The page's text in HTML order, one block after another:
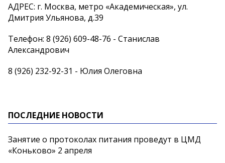
АДРЕС: г. Москва, метро «Академическая», ул.
Дмитрия Ульянова, д.39
Телефон: 8 (926) 609-48-76 - Станислав
Александрович
8 (926) 232-92-31 - Юлия Олеговна
ПОСЛЕДНИЕ НОВОСТИ
Занятие о протоколах питания проведут в ЦМД
«Коньково» 2 апреля